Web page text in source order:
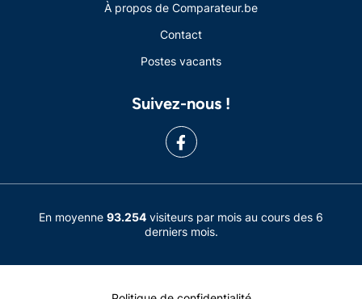
À propos de Comparateur.be
Contact
Postes vacants
Suivez-nous !
En moyenne 93.254 visiteurs par mois au cours des 6
derniers mois.